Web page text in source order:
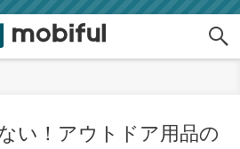
い！アウトドア用品の